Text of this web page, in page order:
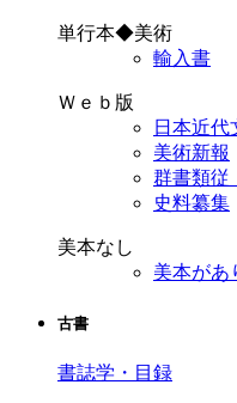
単行本◆美術
輸入書
Ｗｅｂ版
日本近代
美術新報
群書類従
史料纂集
美本なし
美本があ
古書
書誌学・目録